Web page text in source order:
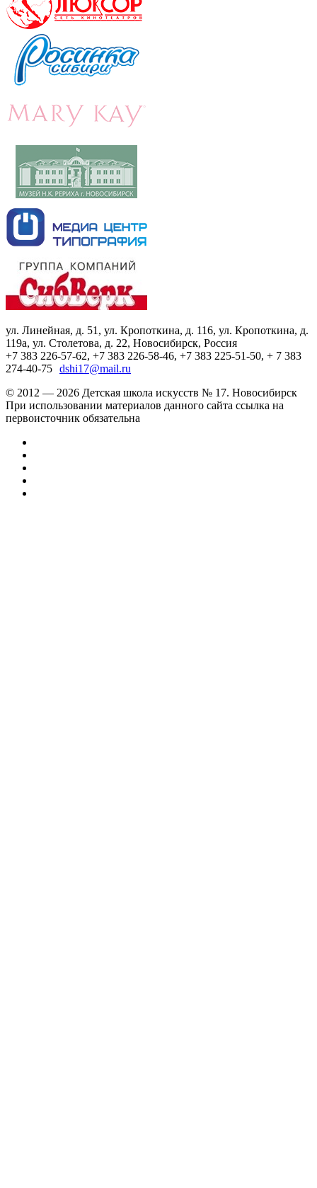
ул. Линейная, д. 51, ул. Кропоткина, д. 116, ул. Кропоткина, д.
119а, ул. Столетова, д. 22, Новосибирск, Россия
+7 383 226-57-62, +7 383 226-58-46, +7 383 225-51-50, + 7 383
274-40-75 dshi17@mail.ru
© 2012 — 2026 Детская школа искусств № 17. Новосибирск
При использовании материалов данного сайта ссылка на
первоисточник обязательна